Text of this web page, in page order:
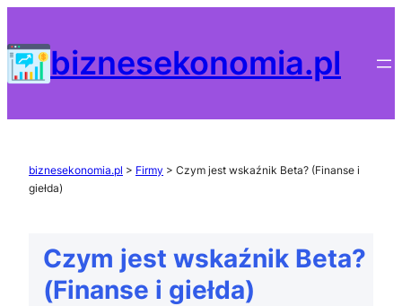
do
treści biznesekonomia.pl
biznesekonomia.pl > Firmy > Czym jest wskaźnik Beta? (Finanse i
giełda)
Czym jest wskaźnik Beta?
(Finanse i giełda)